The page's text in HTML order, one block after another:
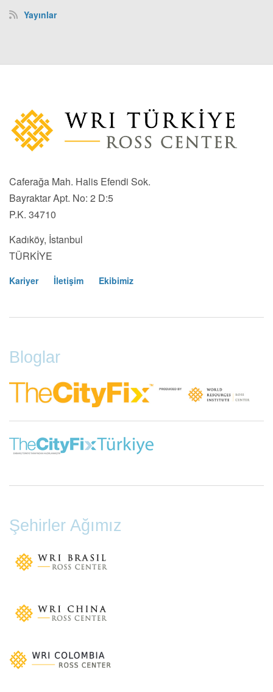
Yayınlar
Bloglar
Şehirler Ağımız
Caferağa Mah. Halis Efendi Sok.
Bayraktar Apt. No: 2 D:5
P.K. 34710
Kadıköy, İstanbul
TÜRKİYE
Kariyer İletişim Ekibimiz